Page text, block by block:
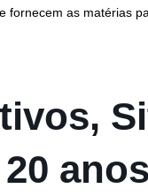
as matérias